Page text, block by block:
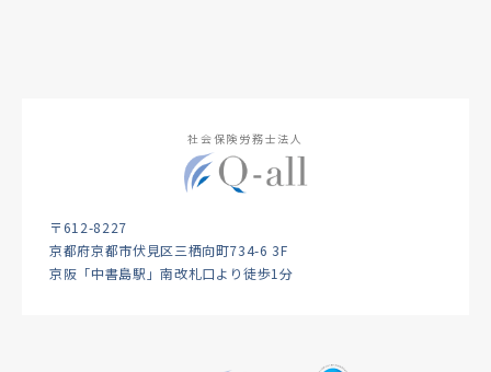
社会保険労務士法人
〒612-8227
京都府京都市伏見区三栖向町734-6 3F
京阪「中書島駅」南改札口より徒歩1分